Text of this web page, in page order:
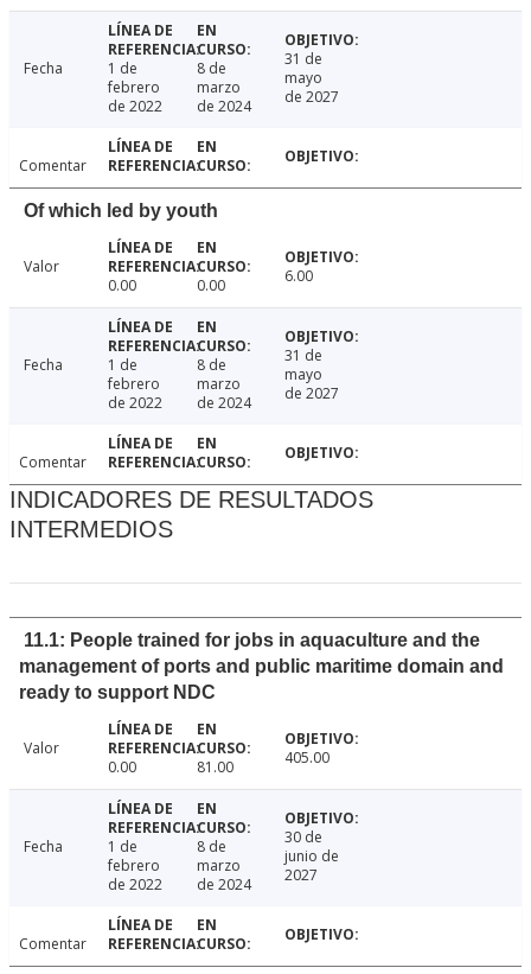
Fecha
1 de
febrero
de 2022
8 de
marzo
de 2024
31 de
mayo
de 2027
Comentar
Of which led by youth
Valor
0.00
0.00 6.00
Fecha
1 de
febrero
de 2022
8 de
marzo
de 2024
31 de
mayo
de 2027
Comentar
INDICADORES DE RESULTADOS
INTERMEDIOS
11.1: People trained for jobs in aquaculture and the
management of ports and public maritime domain and
ready to support NDC
Valor
0.00
81.00 405.00
Fecha
1 de
febrero
de 2022
8 de
marzo
de 2024
30 de
junio de
2027
Comentar